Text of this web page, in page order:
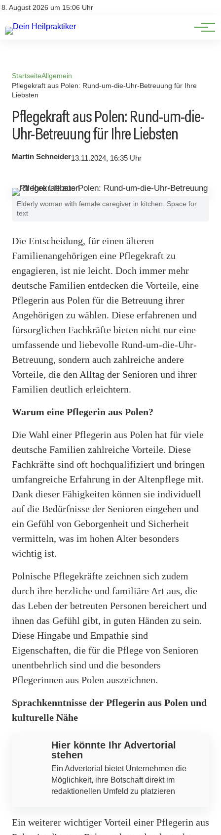
8. August 2026 um 15:06 Uhr
Impressum
Natürliche Medizin
Heilpflanzen & Kräuterkunde
StartseiteAllgemein
Pflegekraft aus Polen: Rund-um-die-Uhr-Betreuung für Ihre
Liebsten
Pflegekraft aus Polen: Rund-um-die-
Uhr-Betreuung für Ihre Liebsten
Martin Schneider13.11.2024, 16:35 Uhr
Elderly woman with female caregiver in kitchen. Space for
text
Die Entscheidung, für einen älteren
Familienangehörigen eine Pflegekraft zu
engagieren, ist nie leicht. Doch immer mehr
deutsche Familien entdecken die Vorteile, eine
Pflegerin aus Polen für die Betreuung ihrer
Angehörigen zu wählen. Diese erfahrenen und
fürsorglichen Fachkräfte bieten nicht nur eine
umfassende und liebevolle Rund-um-die-Uhr-
Betreuung, sondern auch zahlreiche andere
Vorteile, die den Alltag der Senioren und ihrer
Familien deutlich erleichtern.
Warum eine Pflegerin aus Polen?
Die Wahl einer Pflegerin aus Polen hat für viele
deutsche Familien zahlreiche Vorteile. Diese
Fachkräfte sind oft hochqualifiziert und bringen
umfangreiche Erfahrung in der Altenpflege mit.
Dank dieser Fähigkeiten können sie individuell
auf die Bedürfnisse der Senioren eingehen und
ein Gefühl von Geborgenheit und Sicherheit
vermitteln, was im hohen Alter besonders
wichtig ist.
Polnische Pflegekräfte zeichnen sich zudem
durch ihre herzliche und familiäre Art aus, die
das Leben der betreuten Personen bereichert und
ihnen das Gefühl gibt, in guten Händen zu sein.
Diese Hingabe und Empathie sind
Eigenschaften, die für die Pflege von Senioren
unentbehrlich sind und die besonders
Pflegerinnen aus Polen auszeichnen.
Sprachkenntnisse der Pflegerin aus Polen und
kulturelle Nähe
Hier könnte Ihr Advertorial
stehen
Ein Advertorial bietet Unternehmen die
Möglichkeit, ihre Botschaft direkt im
redaktionellen Umfeld zu platzieren
Ein weiterer wichtiger Vorteil einer Pflegerin aus